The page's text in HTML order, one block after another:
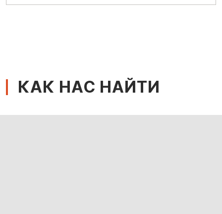
КАК НАС НАЙТИ